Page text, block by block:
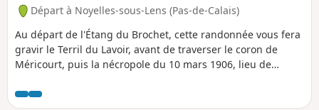
Départ à Noyelles-sous-Lens (Pas-de-Calais)
Au départ de l'Étang du Brochet, cette randonnée vous fera
gravir le Terril du Lavoir, avant de traverser le coron de
Méricourt, puis la nécropole du 10 mars 1906, lieu de